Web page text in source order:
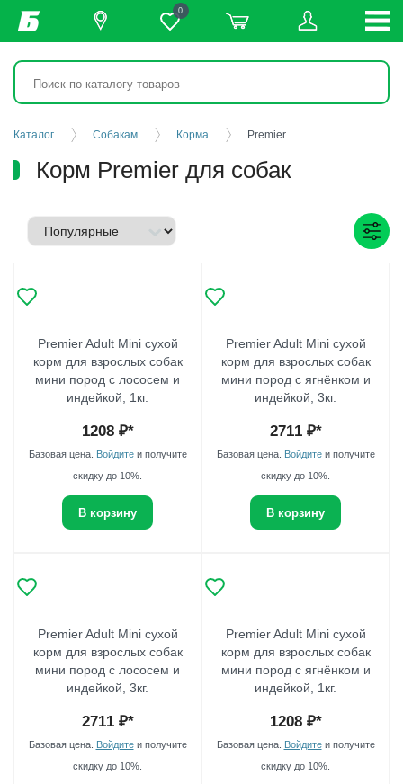
0
Каталог Собакам Корма Premier
Корм Premier для собак
Premier Adult Mini сухой
корм для взрослых собак
мини пород с лососем и
индейкой, 1кг.
1208₽*
Базовая цена. Войдитеи получите
скидку до 10%.
В корзину
Premier Adult Mini сухой
корм для взрослых собак
мини пород с ягнёнком и
индейкой, 3кг.
2711₽*
Базовая цена. Войдитеи получите
скидку до 10%.
В корзину
Premier Adult Mini сухой
корм для взрослых собак
мини пород с лососем и
индейкой, 3кг.
2711₽*
Базовая цена. Войдитеи получите
скидку до 10%.
Premier Adult Mini сухой
корм для взрослых собак
мини пород с ягнёнком и
индейкой, 1кг.
1208₽*
Базовая цена. Войдитеи получите
скидку до 10%.